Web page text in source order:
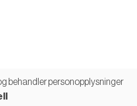
behandler personopplysninger